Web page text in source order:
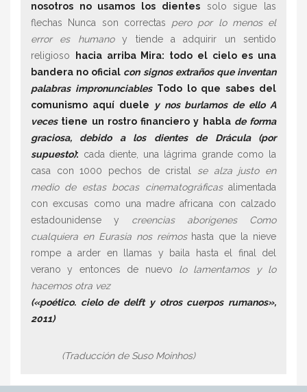
nosotros no usamos los dientessolo sigue las
flechas Nunca son correctas pero por lo menos el
error es humanoy tiende a adquirir un sentido
religioso
hacia arriba Mira: todo el cielo es una
bandera no oficial con signos extraños que inventan
palabras impronunciablesTodo lo que sabes del
comunismo aquí duele
y nos burlamos de ello A
vecestiene un rostro financiero y habla de forma
graciosa, debido a los dientes de Drácula (por
supuesto): cada diente, una lágrima grande como la
casa con 1000 pechos de cristal se alza justo en
medio de estas bocas cinematográficasalimentada
con excusas como una madre africana con calzado
estadounidense y creencias aborígenes Como
cualquiera en Eurasia nos reímoshasta que la nieve
rompe a arder en llamas y baila hasta el final del
verano y entonces de nuevo lo lamentamos y lo
hacemos otra vez
(«poético. cielo de delft y otros cuerpos rumanos»,
2011)
(Traducción de Suso Moinhos)